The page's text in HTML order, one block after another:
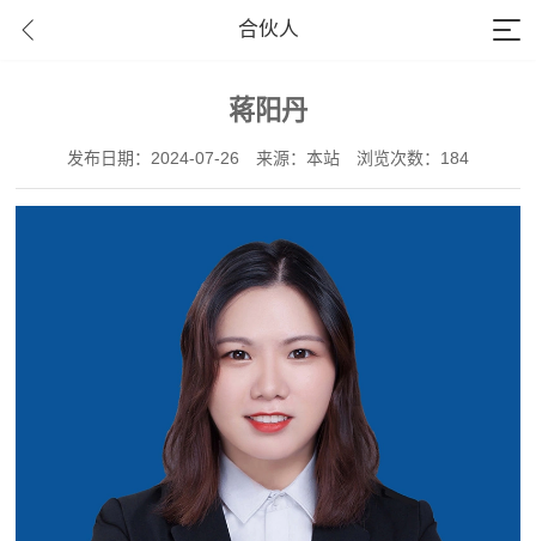
合伙人
蒋阳丹
发布日期：2024-07-26 来源：本站 浏览次数：184